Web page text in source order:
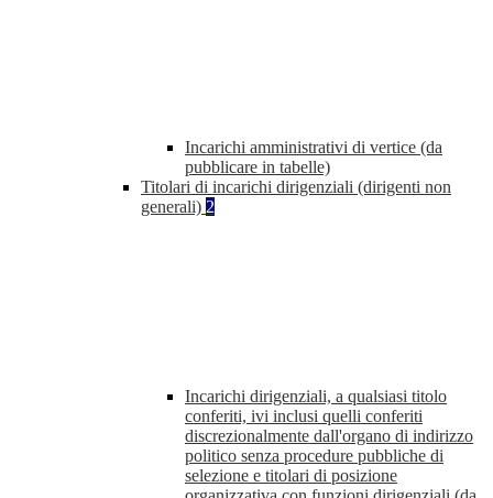
Incarichi amministrativi di vertice (da
pubblicare in tabelle)
Titolari di incarichi dirigenziali (dirigenti non
generali) 2
Incarichi dirigenziali, a qualsiasi titolo
conferiti, ivi inclusi quelli conferiti
discrezionalmente dall'organo di indirizzo
politico senza procedure pubbliche di
selezione e titolari di posizione